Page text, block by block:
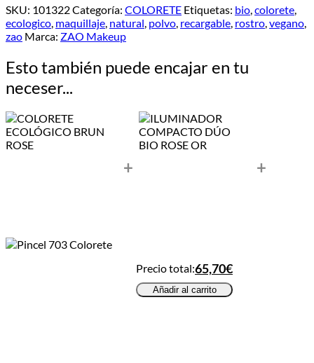
SKU: 101322Categoría: COLORETE Etiquetas: bio,colorete,
ecologico, maquillaje, natural, polvo, recargable, rostro,vegano,
zao Marca: ZAO Makeup
Esto también puede encajar en tu
neceser...
+ +
Precio total:65,70€
Añadir al carrito